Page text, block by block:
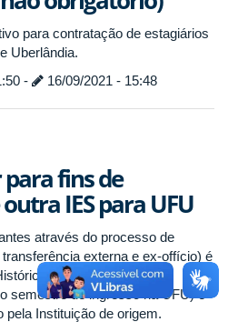
para contratação de estagiários
Uberlândia.
- 16/09/2021 - 15:48
fins de
IES para UFU
através do processo de
externa e ex-offício) é
Escolar constando
semestre de ingresso na UFU) e
Instituição de origem.